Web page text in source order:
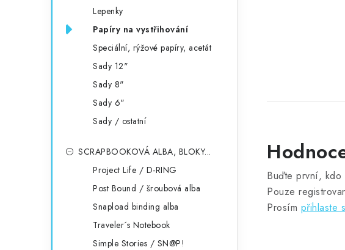
Lepenky
Papíry na vystřihování
Speciální, rýžové papíry, acetát
Sady 12"
Sady 8"
Sady 6"
Sady / ostatní
SCRAPBOOKOVÁ ALBA, BLOKY...
Project Life / D-RING
Post Bound / šroubová alba
Snapload binding alba
Traveler´s Notebook
Simple Stories / SN@P!
Buďte první, kdo
Pouze
Prosím přihlaste